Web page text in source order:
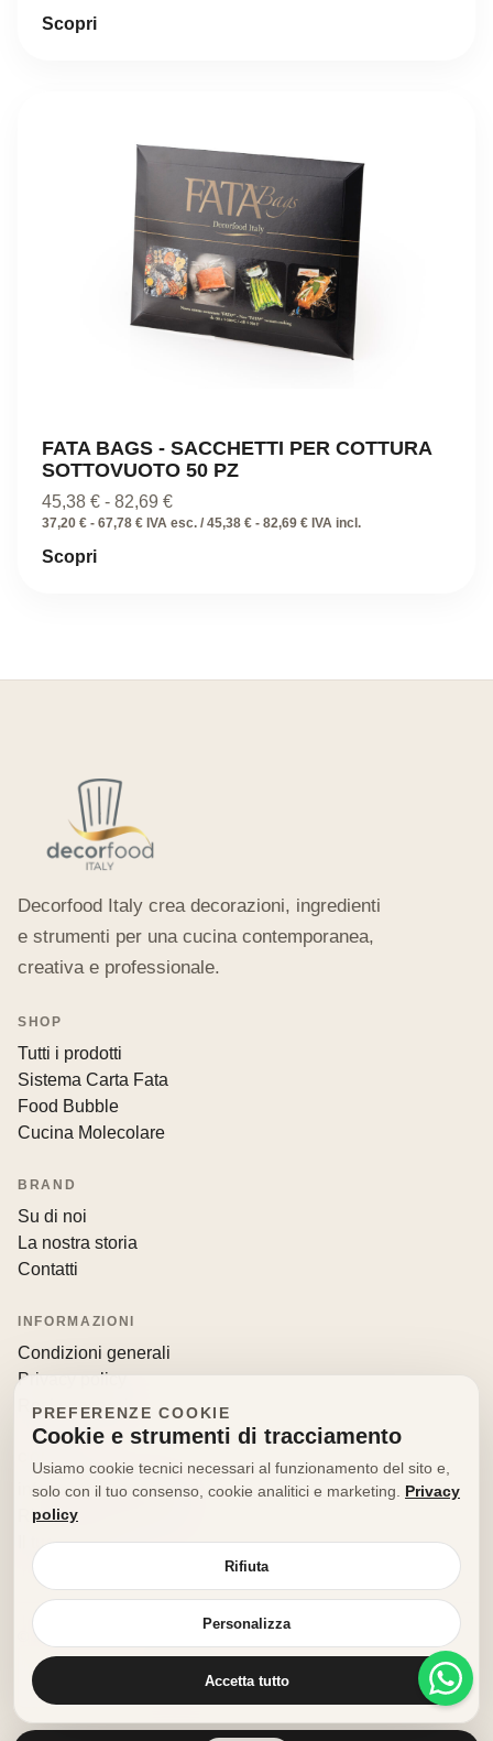
Scopri
FATA BAGS - SACCHETTI PER COTTURA
SOTTOVUOTO 50 PZ
45,38 € - 82,69 €Fascia
di
37,20 € - 67,78 € IVA esc. / 45,38 € - 82,69 € IVA incl.
Scopri
Decorfood Italy crea decorazioni, ingredienti
e strumenti per una cucina contemporanea,
creativa e professionale.
SHOP
Tutti i prodotti
Sistema Carta Fata
Food Bubble
Cucina Molecolare
BRAND
Su di noi
La nostra storia
Contatti
INFORMAZIONI
Condizioni generali
Privacy policy
Resi e recessi
info@decorfooditaly.it
Richiedi informazioni
Il tuo account
© 2026 Decorfood Italy. Tutti i diritti riservati.
Realizzato con doribene.it
PREFERENZE COOKIE
Cookie e strumenti di tracciamento
Usiamo cookie tecnici necessari al funzionamento del sito e,
solo con il tuo consenso, cookie analitici e marketing. Privacy
policy
Rifiuta
Personalizza
Accetta tutto